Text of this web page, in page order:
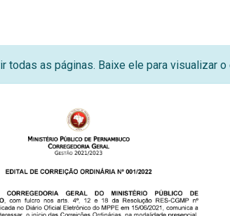
todas as páginas. Baixe ele para visualizar